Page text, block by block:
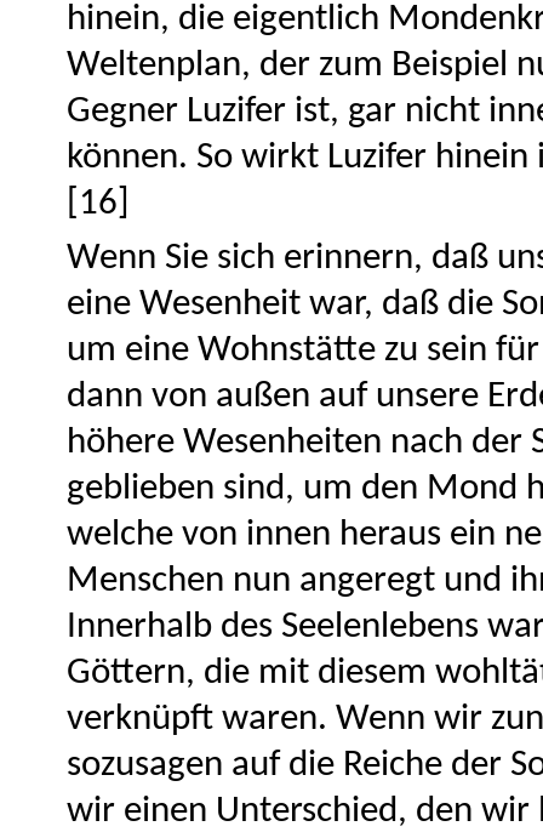
hinein, die eigentlich
Weltenplan, der zum Beispiel
Gegner Luzifer ist, gar nicht
können. So wirkt Luzifer
[16]
Wenn Sie sich erinnern, daß
eine Wesenheit war, daß die
um eine Wohnstätte zu sein
dann von außen auf unsere
höhere Wesenheiten nach
geblieben sind, um den Mond
welche von innen heraus ein
Menschen nun angeregt und
Innerhalb des Seelenlebens
Göttern, die mit diesem
verknüpft waren. Wenn wir
sozusagen auf die Reiche der
wir einen Unterschied, den wir